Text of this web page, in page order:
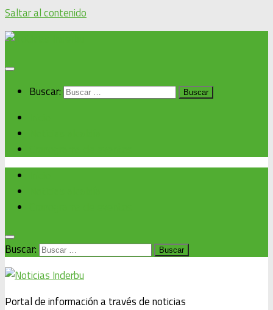
Saltar al contenido
Buscar:
Buscar:
Portal de información a través de noticias